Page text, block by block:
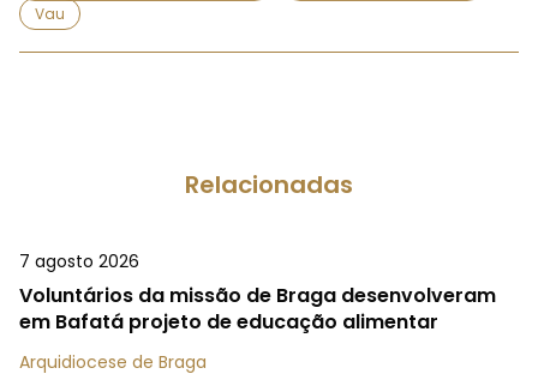
Vau
Relacionadas
7 agosto 2026
Voluntários da missão de Braga desenvolveram
em Bafatá projeto de educação alimentar
Arquidiocese de Braga